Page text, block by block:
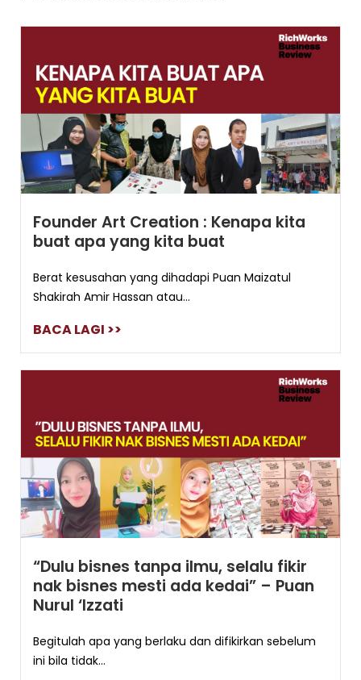
Founder Art Creation : Kenapa kita
buat apa yang kita buat
Berat kesusahan yang dihadapi Puan Maizatul
Shakirah Amir Hassan atau...
BACA LAGI >>
“Dulu bisnes tanpa ilmu, selalu fikir
nak bisnes mesti ada kedai” – Puan
Nurul ‘Izzati
Begitulah apa yang berlaku dan difikirkan sebelum
ini bila tidak...